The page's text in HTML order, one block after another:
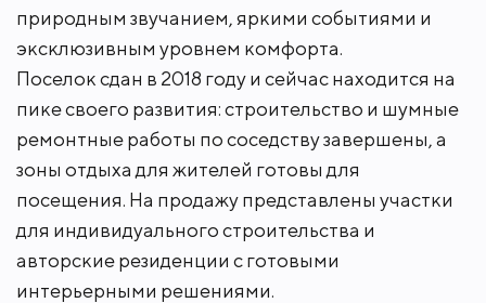
природным звучанием, яркими событиями и
эксклюзивным уровнем комфорта.
Поселок сдан в 2018 году и сейчас находится на
пике своего развития: строительство и шумные
ремонтные работы по соседству завершены, а
зоны отдыха для жителей готовы для
посещения. На продажу представлены участки
для индивидуального строительства и
авторские резиденции с готовыми
интерьерными решениями.